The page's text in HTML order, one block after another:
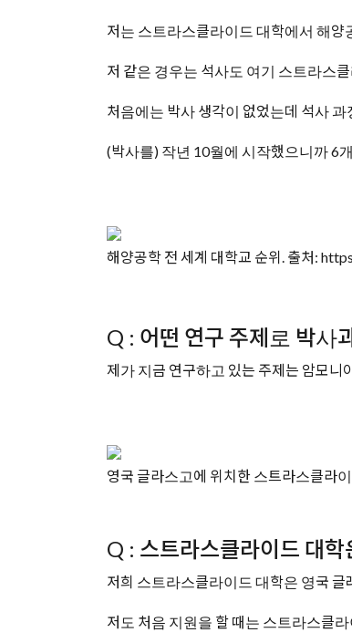
저는 스트라스클라이드 대학에서 해
저 같은 경우는 석사도 여기 스트라스
처음에는 박사 생각이 없었는데 석사
(박사를) 작년 10월에 시작했으니까 6
해양공학 전 세계 대학교 순위. 출처:
Q : 어떤 연구 주제로 박사
제가 지금 연구하고 있는 주제는 암모니
영국 글라스고에 위치한 스트라스클라
Q : 스트라스클라이드 대학
저희 스트라스클라이드 대학은 영국
저도 처음 지원을 할 때는 스트라스클